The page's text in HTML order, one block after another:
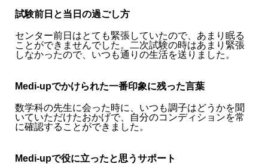
試験前日と当日の過ごし方
センター前日はとても緊張していたので、あまり眠る
ことができませんでした。二次試験の時はあまり緊張
しなかったので、いつも通りの生活を送りました。
Medi-upでかけられた一番印象に残った言葉
数学科の先生に会った時に、いつも調子はどうかを聞
いていただけたおかげで、自分のコンディションを常
に確認することができました。
Medi-upで役に立ったと思うサポート